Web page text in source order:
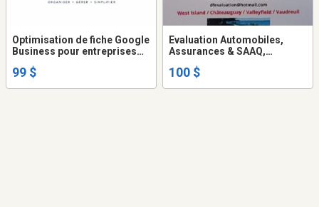
Optimisation de fiche Google
Business pour entreprises
99 $
Evaluation Automobiles,
Assurances & SAAQ,
Châteauguay, Valleyfield,
100 $